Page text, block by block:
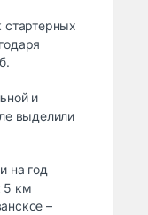
стартерных
и
выделили
на год
5 км
–